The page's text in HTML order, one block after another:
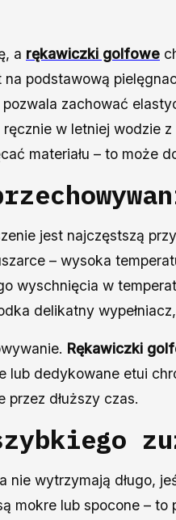
a rękawiczki golfowe
podstawową
zachować
w letniej wodzie
materiału – to może
jest najczęstszą
– wysoka
wyschnięcia w
delikatny
Rękawiczki
lub dedykowane etui
przez dłuższy czas.
nie wytrzymają długo,
mokre lub spocone –